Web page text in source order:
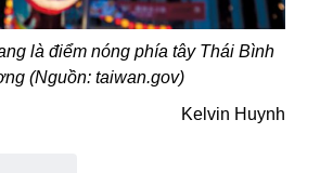
là điểm nóng phía tây Thái Bình
(Nguồn: taiwan.gov)
Kelvin Huynh